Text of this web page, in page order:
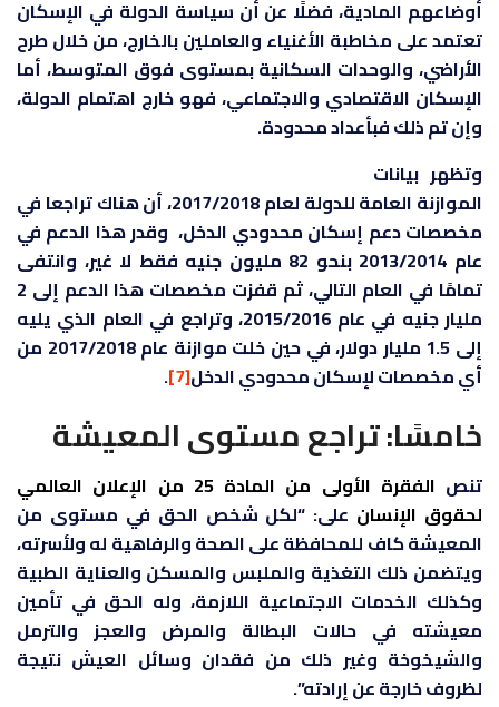
أوضاعهم المادية، فضلًا عن أن سياسة الدولة في الإسكان
تعتمد على مخاطبة الأغنياء والعاملين بالخارج، من خلال طرح
الأراضي، والوحدات السكانية بمستوى فوق المتوسط، أما
الإسكان الاقتصادي والاجتماعي، فهو خارج اهتمام الدولة،
وإن تم ذلك فبأعداد محدودة.
وتظهر بيانات
الموازنة العامة للدولة لعام 2017/2018، أن هناك تراجعا في
مخصصات دعم إسكان محدودي الدخل، وقدر هذا الدعم في
عام 2013/2014 بنحو 82 مليون جنيه فقط لا غير، وانتفى
تمامًا في العام التالي، ثم قفزت مخصصات هذا الدعم إلى 2
مليار جنيه في عام 2015/2016، وتراجع في العام الذي يليه
إلى 1.5 مليار دولار، في حين خلت موازنة عام 2017/2018 من
أي مخصصات لإسكان محدودي الدخل[7]
.
خامسًا: تراجع مستوى المعيشة
تنص
الفقرة الأولى من المادة 25 من الإعلان العالمي
لحقوق الإنسان على: “لكل شخص الحق في مستوى من
المعيشة كاف للمحافظة على الصحة والرفاهية له ولأسرته،
ويتضمن ذلك التغذية والملبس والمسكن والعناية الطبية
وكذلك الخدمات الاجتماعية اللازمة، وله الحق في تأمين
معيشته في حالات البطالة والمرض والعجز والترمل
والشيخوخة وغير ذلك من فقدان وسائل العيش نتيجة
لظروف خارجة عن إرادته”.